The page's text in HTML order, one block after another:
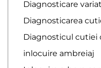
Diagnosticare
Diagnosticarea
Diagnosticul cutiei
inlocuire ambreiaj